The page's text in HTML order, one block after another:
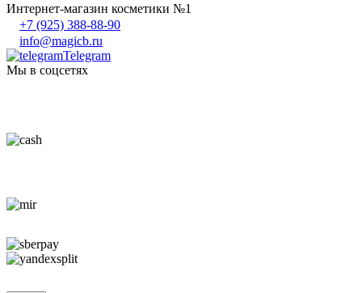
Интернет-магазин косметики №1
+7 (925) 388-88-90
info@magicb.ru
Telegram
Мы в соцсетях